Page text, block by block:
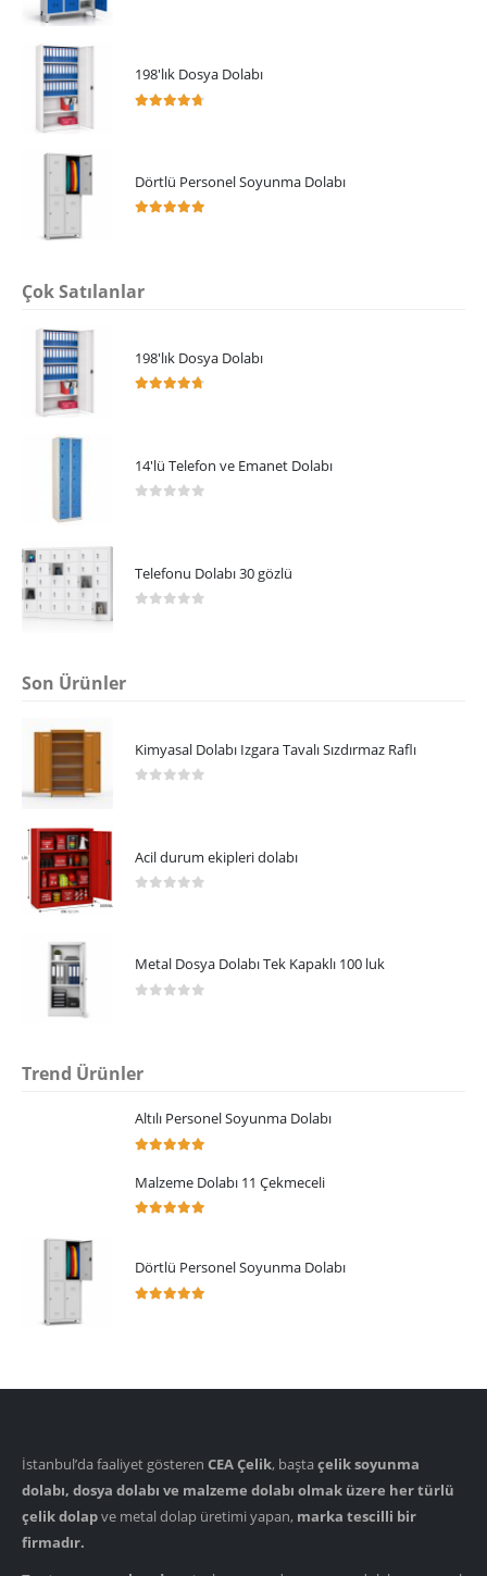
198'lık Dosya Dolabı
Dörtlü Personel Soyunma Dolabı
Çok Satılanlar
198'lık Dosya Dolabı
14'lü Telefon ve Emanet Dolabı
Telefonu Dolabı 30 gözlü
Son Ürünler
Kimyasal Dolabı Izgara Tavalı Sızdırmaz Raflı
Acil durum ekipleri dolabı
Metal Dosya Dolabı Tek Kapaklı 100 luk
Trend Ürünler
Altılı Personel Soyunma Dolabı
Malzeme Dolabı 11 Çekmeceli
Dörtlü Personel Soyunma Dolabı
İstanbul’da faaliyet gösteren CEA Çelik, başta çelik soyunma
dolabı, dosya dolabı ve malzeme dolabı olmak üzere her türlü
çelik dolapve metal dolap üretimi yapan, marka tescilli bir
firmadır.